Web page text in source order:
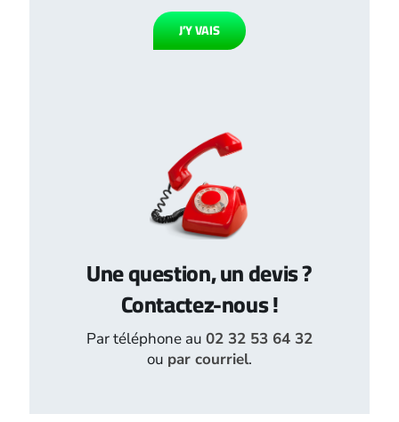
J’Y VAIS
Une question, un devis ?
Contactez-nous !
Par téléphone au 02 32 53 64 32
ou par courriel.